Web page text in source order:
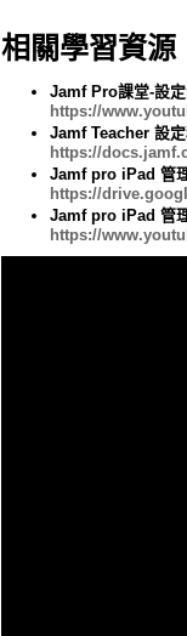
相關學習資源
Jamf Pro課堂-設定
https://
Jamf Teacher 設定
https://
Jamf pro iPad 管
https://
Jamf pro iPad 管
https://